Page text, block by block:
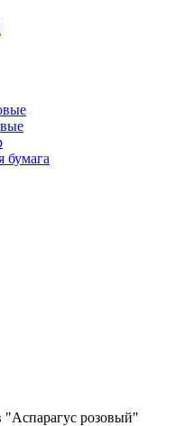
бумага
"Аспарагус розовый"